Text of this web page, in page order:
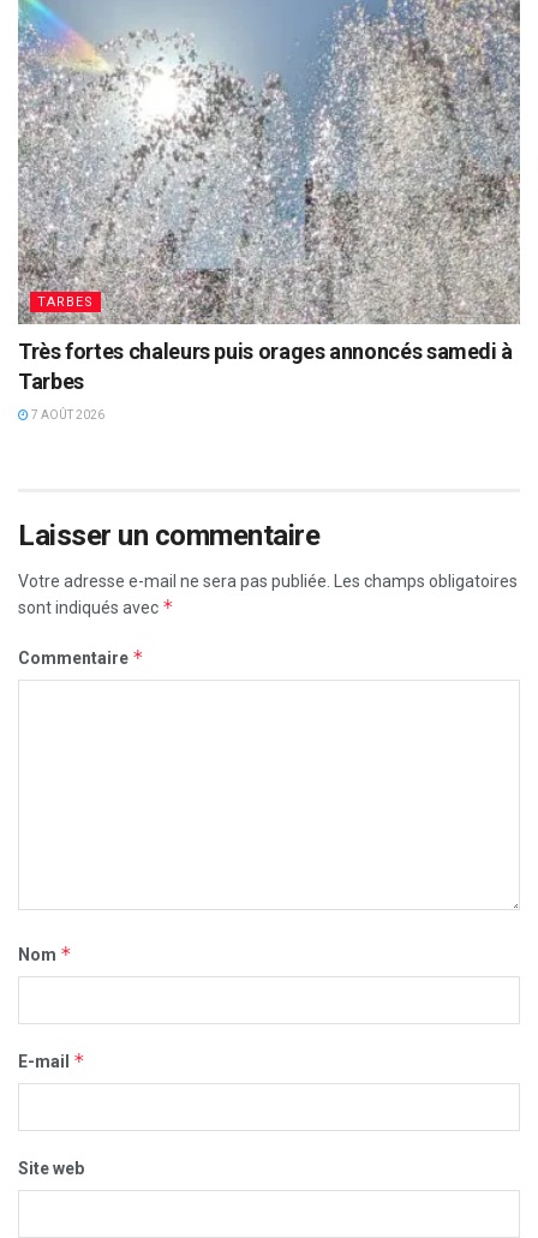
TARBES
Très fortes chaleurs puis orages annoncés samedi à
Tarbes
7 AOÛT 2026
Laisser un commentaire
Votre adresse e-mail ne sera pas publiée. Les champs obligatoires
sont indiqués avec *
Commentaire *
Nom *
E-mail *
Site web